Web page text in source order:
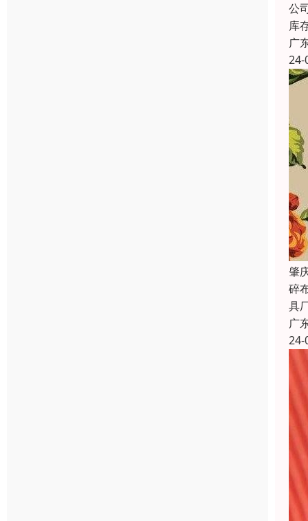
公
库
广
24-
肇
碎
具
广
24-